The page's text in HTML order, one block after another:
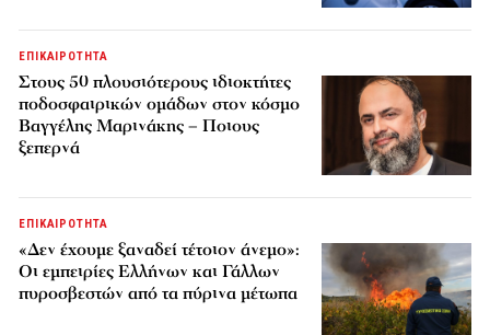
ΕΠΙΚΑΙΡΟΤΗΤΑ
Στους 50 πλουσιότερους ιδιοκτήτες
ποδοσφαιρικών ομάδων στον κόσμο
Βαγγέλης Μαρινάκης – Ποιους
ξεπερνά
ΕΠΙΚΑΙΡΟΤΗΤΑ
«Δεν έχουμε ξαναδεί τέτοιον άνεμο»:
Οι εμπειρίες Ελλήνων και Γάλλων
πυροσβεστών από τα πύρινα μέτωπα